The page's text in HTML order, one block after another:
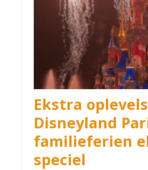
Ekstra
Disneyland
familieferien
speciel